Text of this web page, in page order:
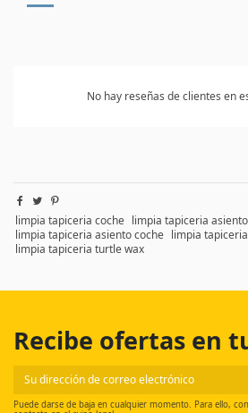
No hay reseñas de clientes en
limpia tapiceria coche limpia tapiceria
limpia tapiceria asiento coche limpia
limpia tapiceria turtle wax
Recibe ofertas en
Puede darse de baja en cualquier momento. Para ello,